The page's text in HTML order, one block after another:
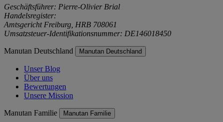
Geschäftsführer: Pierre-Olivier Brial
Handelsregister:
Amtsgericht Freiburg, HRB 708061
Umsatzsteuer-Identifikationsnummer: DE146018450
Manutan Deutschland Manutan Deutschland
Unser Blog
Über uns
Bewertungen
Unsere Mission
Manutan Familie Manutan Familie